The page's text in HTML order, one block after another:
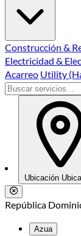
Construcción &
Electricidad &
Acarreo Utility
Ubicación
República
Azua